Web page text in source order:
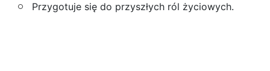
Przygotuje się do przyszłych ról życiowych.